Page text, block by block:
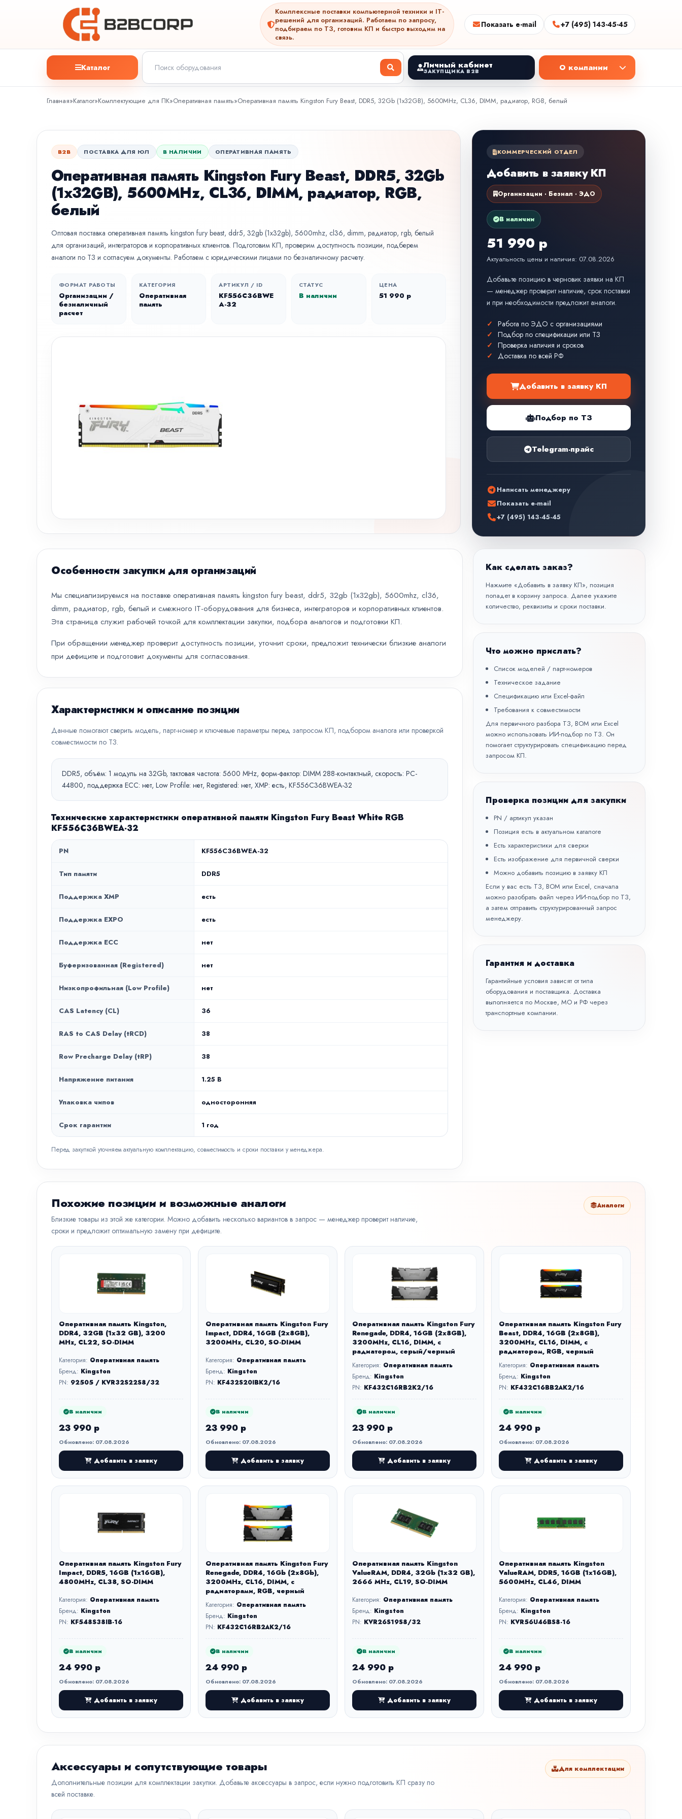
Комплексные поставки компьютерной техники и IT-
решений для организаций. Работаем по запросу,
подбираем по ТЗ, готовим КП и быстро выходим на
связь.
Показать e-mail +7 (495) 143-45-45
Каталог Личный кабинет
ЗАКУПЩИКА B2B О компании
Главная»Каталог»Комплектующие для ПК»Оперативная память»Оперативная память Kingston Fury Beast, DDR5, 32Gb (1x32GB), 5600MHz, CL36, DIMM, радиатор, RGB, белый
B2B ПОСТАВКА ДЛЯ ЮЛ В НАЛИЧИИ ОПЕРАТИВНАЯ ПАМЯТЬ
Оперативная память Kingston Fury Beast, DDR5, 32Gb
(1x32GB), 5600MHz, CL36, DIMM, радиатор, RGB,
белый
Оптовая поставка оперативная память kingston fury beast, ddr5, 32gb (1x32gb), 5600mhz, cl36, dimm, радиатор, rgb, белый
для организаций, интеграторов и корпоративных клиентов. Подготовим КП, проверим доступность позиции, подберем
аналоги по ТЗ и согласуем документы. Работаем с юридическими лицами по безналичному расчету.
ФОРМАТ РАБОТЫ
Организации /
безналичный
расчет
КАТЕГОРИЯ
Оперативная
память
АРТИКУЛ / ID
KF556C36BWE
A-32
СТАТУС
В наличии
ЦЕНА
51 990 р
КОММЕРЧЕСКИЙ ОТДЕЛ
Добавить в заявку КП
Организации · Безнал · ЭДО
В наличии
51 990 р
Актуальность цены и наличия: 07.08.2026
Добавьте позицию в черновик заявки на КП
— менеджер проверит наличие, срок поставки
и при необходимости предложит аналоги.
Работа по ЭДО с организациями
Подбор по спецификации или ТЗ
Проверка наличия и сроков
Доставка по всей РФ
Добавить в заявку КП
Подбор по ТЗ
Telegram-прайс
Написать менеджеру
Показать e-mail
+7 (495) 143-45-45
Особенности закупки для организаций
Мы специализируемся на поставке оперативная память kingston fury beast, ddr5, 32gb (1x32gb), 5600mhz, cl36,
dimm, радиатор, rgb, белый и смежного IT-оборудования для бизнеса, интеграторов и корпоративных клиентов.
Эта страница служит рабочей точкой для комплектации закупки, подбора аналогов и подготовки КП.
При обращении менеджер проверит доступность позиции, уточнит сроки, предложит технически близкие аналоги
при дефиците и подготовит документы для согласования.
Характеристики и описание позиции
Данные помогают сверить модель, парт-номер и ключевые параметры перед запросом КП, подбором аналога или проверкой
совместимости по ТЗ.
DDR5, объём: 1 модуль на 32Gb, тактовая частота: 5600 MHz, форм-фактор: DIMM 288-контактный, скорость: PC-
44800, поддержка ECC: нет, Low Profile: нет, Registered: нет, XMP: есть, KF556C36BWEA-32
Технические характеристики оперативной памяти Kingston Fury Beast White RGB
KF556C36BWEA-32
PN KF556C36BWEA-32
Тип памяти DDR5
Поддержка XMP есть
Поддержка EXPO есть
Поддержка ECC нет
Буферизованная (Registered) нет
Низкопрофильная (Low Profile) нет
CAS Latency (CL) 36
RAS to CAS Delay (tRCD) 38
Row Precharge Delay (tRP) 38
Напряжение питания 1.25 В
Упаковка чипов односторонняя
Срок гарантии 1 год
Перед закупкой уточняем актуальную комплектацию, совместимость и сроки поставки у менеджера.
Как сделать заказ?
Нажмите «Добавить в заявку КП», позиция
попадет в корзину запроса. Далее укажите
количество, реквизиты и сроки поставки.
Что можно прислать?
Список моделей / парт-номеров
Техническое задание
Спецификацию или Excel-файл
Требования к совместимости
Для первичного разбора ТЗ, BOM или Excel
можно использовать ИИ-подбор по ТЗ. Он
помогает структурировать спецификацию перед
запросом КП.
Проверка позиции для закупки
PN / артикул указан
Позиция есть в актуальном каталоге
Есть характеристики для сверки
Есть изображение для первичной сверки
Можно добавить позицию в заявку КП
Если у вас есть ТЗ, BOM или Excel, сначала
можно разобрать файл через ИИ-подбор по ТЗ,
а затем отправить структурированный запрос
менеджеру.
Гарантия и доставка
Гарантийные условия зависят от типа
оборудования и поставщика. Доставка
выполняется по Москве, МО и РФ через
транспортные компании.
Похожие позиции и возможные аналоги
Близкие товары из этой же категории. Можно добавить несколько вариантов в запрос — менеджер проверит наличие,
сроки и предложит оптимальную замену при дефиците.
Аналоги
Оперативная память Kingston,
DDR4, 32GB (1x32 GB), 3200
MHz, CL22, SO-DIMM
Категория: Оперативная память
Бренд: Kingston
PN: 92505 / KVR32S22S8/32
В наличии
23 990 р
Обновлено: 07.08.2026
Добавить в заявку
Оперативная память Kingston Fury
Impact, DDR4, 16GB (2x8GB),
3200MHz, CL20, SO-DIMM
Категория: Оперативная память
Бренд: Kingston
PN: KF432S20IBK2/16
В наличии
23 990 р
Обновлено: 07.08.2026
Добавить в заявку
Оперативная память Kingston Fury
Renegade, DDR4, 16GB (2x8GB),
3200MHz, CL16, DIMM, с
радиатором, серый/черный
Категория: Оперативная память
Бренд: Kingston
PN: KF432C16RB2K2/16
В наличии
23 990 р
Обновлено: 07.08.2026
Добавить в заявку
Оперативная память Kingston Fury
Beast, DDR4, 16GB (2x8GB),
3200MHz, CL16, DIMM, с
радиатором, RGB, черный
Категория: Оперативная память
Бренд: Kingston
PN: KF432C16BB2AK2/16
В наличии
24 990 р
Обновлено: 07.08.2026
Добавить в заявку
Оперативная память Kingston Fury
Impact, DDR5, 16GB (1x16GB),
4800MHz, CL38, SO-DIMM
Категория: Оперативная память
Бренд: Kingston
PN: KF548S38IB-16
В наличии
24 990 р
Обновлено: 07.08.2026
Добавить в заявку
Оперативная память Kingston Fury
Renegade, DDR4, 16Gb (2x8Gb),
3200MHz, CL16, DIMM, с
радиаторами, RGB, черный
Категория: Оперативная память
Бренд: Kingston
PN: KF432C16RB2AK2/16
В наличии
24 990 р
Обновлено: 07.08.2026
Добавить в заявку
Оперативная память Kingston
ValueRAM, DDR4, 32Gb (1x32 GB),
2666 MHz, CL19, SO-DIMM
Категория: Оперативная память
Бренд: Kingston
PN: KVR26S19S8/32
В наличии
24 990 р
Обновлено: 07.08.2026
Добавить в заявку
Оперативная память Kingston
ValueRAM, DDR5, 16GB (1x16GB),
5600MHz, CL46, DIMM
Категория: Оперативная память
Бренд: Kingston
PN: KVR56U46BS8-16
В наличии
24 990 р
Обновлено: 07.08.2026
Добавить в заявку
Аксессуары и сопутствующие товары
Дополнительные позиции для комплектации закупки. Добавьте аксессуары в запрос, если нужно подготовить КП сразу по
всей поставке.
Для комплектации